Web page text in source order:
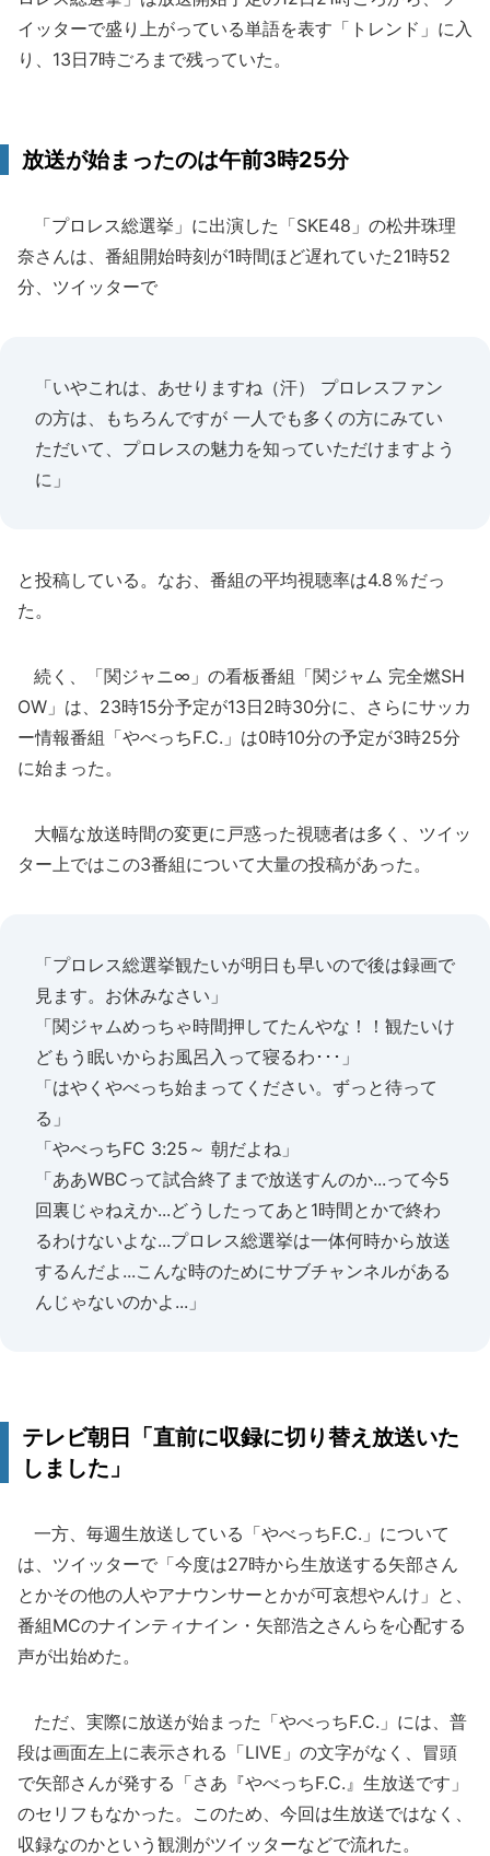
イッターで盛り上がっている単語を表す「トレンド」に入
り、13日7時ごろまで残っていた。
放送が始まったのは午前3時25分
「プロレス総選挙」に出演した「SKE48」の松井珠理
奈さんは、番組開始時刻が1時間ほど遅れていた21時52
分、ツイッターで
「いやこれは、あせりますね（汗） プロレスファン
の方は、もちろんですが 一人でも多くの方にみてい
ただいて、プロレスの魅力を知っていただけますよう
に」
と投稿している。なお、番組の平均視聴率は4.8％だっ
た。
続く、「関ジャニ∞」の看板番組「関ジャム 完全燃SH
OW」は、23時15分予定が13日2時30分に、さらにサッカ
ー情報番組「やべっちF.C.」は0時10分の予定が3時25分
に始まった。
大幅な放送時間の変更に戸惑った視聴者は多く、ツイッ
ター上ではこの3番組について大量の投稿があった。
「プロレス総選挙観たいが明日も早いので後は録画で
見ます。お休みなさい」
「関ジャムめっちゃ時間押してたんやな！！観たいけ
どもう眠いからお風呂入って寝るわ･･･」
「はやくやべっち始まってください。ずっと待って
る」
「やべっちFC 3:25～ 朝だよね」
「ああWBCって試合終了まで放送すんのか...って今5
回裏じゃねえか...どうしたってあと1時間とかで終わ
るわけないよな...プロレス総選挙は一体何時から放送
するんだよ...こんな時のためにサブチャンネルがある
んじゃないのかよ...」
テレビ朝日「直前に収録に切り替え放送いた
しました」
一方、毎週生放送している「やべっちF.C.」について
は、ツイッターで「今度は27時から生放送する矢部さん
とかその他の人やアナウンサーとかが可哀想やんけ」と、
番組MCのナインティナイン・矢部浩之さんらを心配する
声が出始めた。
ただ、実際に放送が始まった「やべっちF.C.」には、普
段は画面左上に表示される「LIVE」の文字がなく、冒頭
で矢部さんが発する「さあ『やべっちF.C.』生放送です」
のセリフもなかった。このため、今回は生放送ではなく、
収録なのかという観測がツイッターなどで流れた。